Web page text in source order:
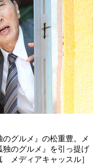
グルメ』の松重豊。メ
のグルメ』を引っ提げ
メディアキャッスル］